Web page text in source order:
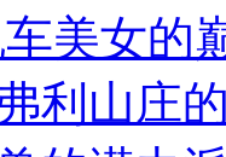
美女的
利山庄